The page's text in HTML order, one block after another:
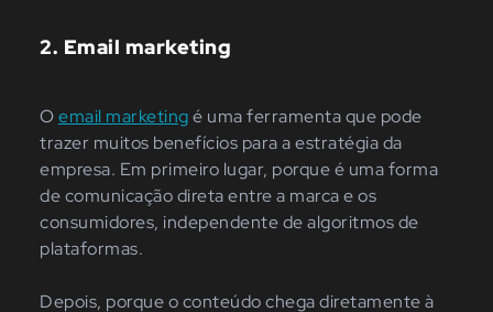
2. Email marketing
Oemail marketingé uma ferramenta que pode
trazer muitos benefícios para a estratégia da
empresa. Em primeiro lugar, porque é uma forma
de comunicação direta entre a marca e os
consumidores, independente de algoritmos de
plataformas.
Depois, porque o conteúdo chega diretamente à